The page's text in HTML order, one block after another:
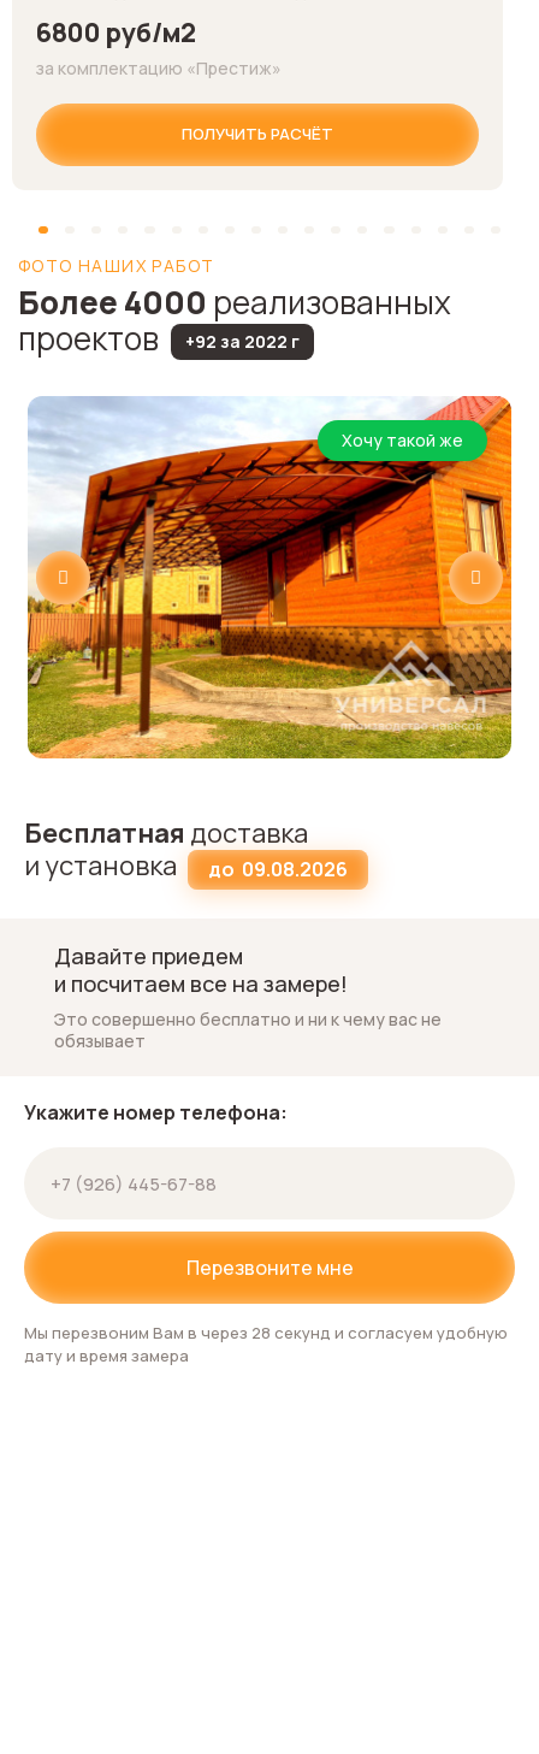
6800 руб/м2
за комплектацию «Престиж»
ПОЛУЧИТЬ РАСЧЁТ
ФОТО НАШИХ РАБОТ
Более 4000 реализованных
проектов
+92 за 2022 г
Хочу такой же
Бесплатная доставка
и установка
до 09.08.2026
Давайте приедем
и посчитаем все на замере!
Это совершенно бесплатно и ни к чему вас не
обязывает
Укажите номер телефона:
Перезвоните мне
Мы перезвоним Вам в через 28 секунд и согласуем удобную
дату и время замера